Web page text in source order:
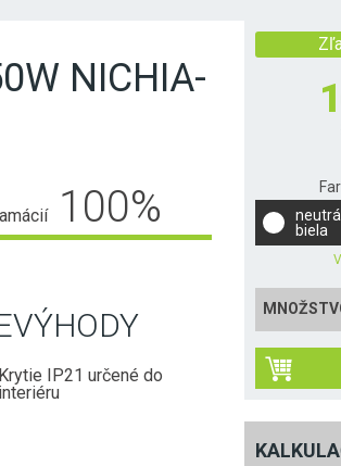
NICHIA-
100%
Krytie IP21 určené do
interiéru
biela